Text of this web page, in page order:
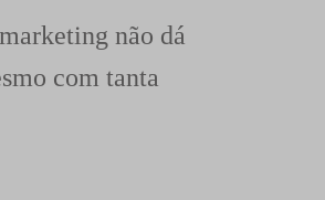
não dá
com tanta